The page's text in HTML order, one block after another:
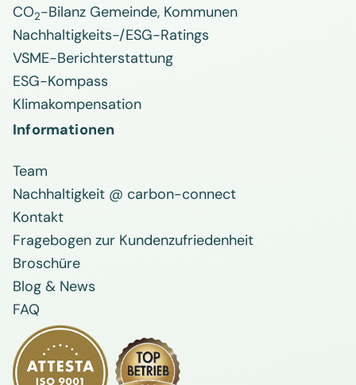
CO2-Bilanz Gemeinde, Kommunen
Nachhaltigkeits-/ESG-Ratings
VSME-Berichterstattung
ESG-Kompass
Klimakompensation
Informationen
Team
Nachhaltigkeit @ carbon-connect
Kontakt
Fragebogen zur Kundenzufriedenheit
Broschüre
Blog & News
FAQ